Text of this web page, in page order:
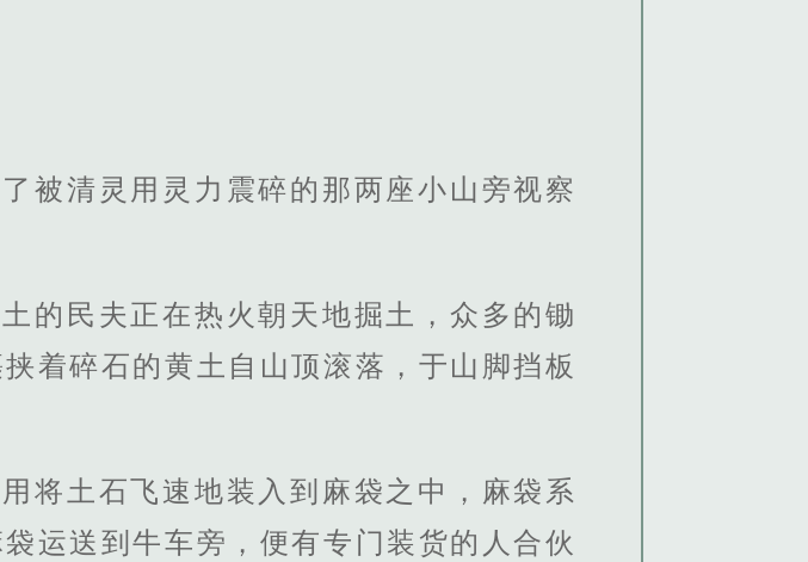
被清灵用灵力震碎的那两座小山旁视察
的民夫正在热火朝天地掘土，众多的锄
着碎石的黄土自山顶滚落，于山脚挡板
将土石飞速地装入到麻袋之中，麻袋系
运送到牛车旁，便有专门装货的人合伙